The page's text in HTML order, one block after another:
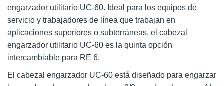
engarzador utilitario UC-60. Ideal para los equipos de
servicio y trabajadores de línea que trabajan en
aplicaciones superiores o subterráneas, el cabezal
engarzador utilitario UC-60 es la quinta opción
intercambiable para RE 6.
El cabezal engarzador UC-60 está diseñado para engarzar